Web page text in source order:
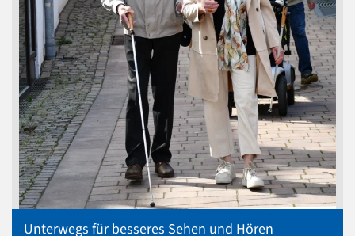
Unterwegs für besseres Sehen und Hören